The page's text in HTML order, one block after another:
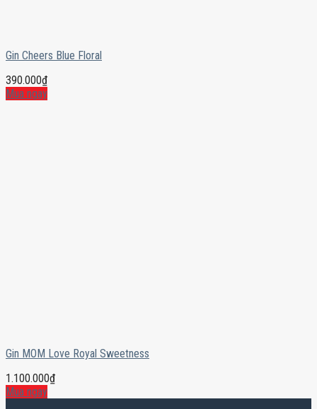
Gin Cheers Blue Floral
390.000₫
Mua ngay
Gin MOM Love Royal Sweetness
1.100.000₫
Mua ngay